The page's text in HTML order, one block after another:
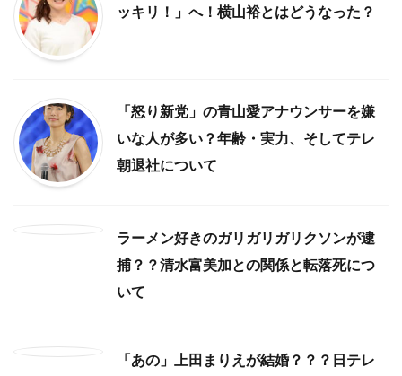
ッキリ！」へ！横山裕とはどうなった？
「怒り新党」の青山愛アナウンサーを嫌
いな人が多い？年齢・実力、そしてテレ
朝退社について
ラーメン好きのガリガリガリクソンが逮
捕？？清水富美加との関係と転落死につ
いて
「あの」上田まりえが結婚？？？日テレ